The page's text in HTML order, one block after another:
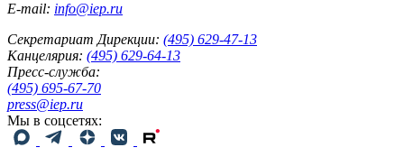
E-mail: info@iep.ru
Секретариат Дирекции: (495) 629-47-13
Канцелярия: (495) 629-64-13
Пресс-служба:
(495) 695-67-70
press@iep.ru
Мы в соцсетях: